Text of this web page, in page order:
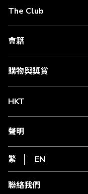
The Club
關於 The Club
合作夥伴
媒體中心
會籍
會籍及專屬禮遇
賺取積分
購物與獎賞
物流與配送
Club Shopping 商品領取站
常見問題
HKT
csl.
1010
HKT
聲明
私隱聲明
使用條款
條款及細則
不歧視及不騷擾聲明
繁 EN
聯絡我們